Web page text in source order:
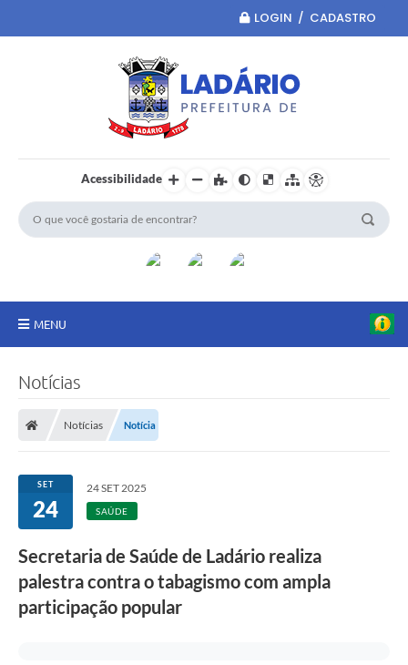
LOGIN / CADASTRO
Acessibilidade
MENU
LICITAÇÕES E CONTRATOS
Secretarias
Leis e Decretos
Nossa Cidade
Notícias
Notícias
Notícias Notícia
SET
24
24 SET 2025
SAÚDE
Secretaria de Saúde de Ladário realiza
palestra contra o tabagismo com ampla
participação popular